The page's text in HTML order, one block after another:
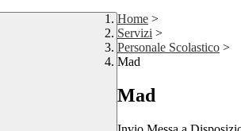
Home >
Servizi >
Personale Scolastico >
Mad
Mad